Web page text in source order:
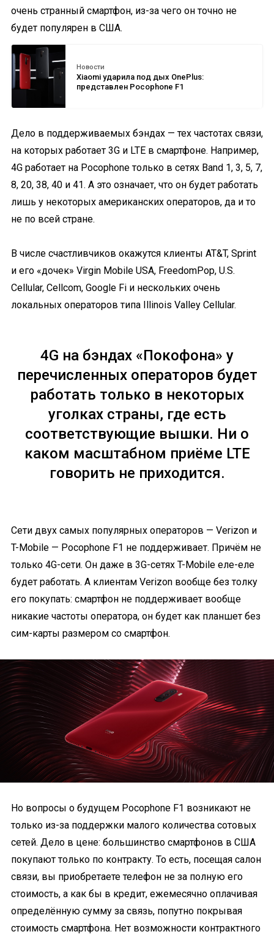
очень странный смартфон, из-за чего он точно не
будет популярен в США.
Новости
Xiaomi ударила под дых OnePlus:
представлен Pocophone F1
Дело в поддерживаемых бэндах — тех частотах связи,
на которых работает 3G и LTE в смартфоне. Например,
4G работает на Pocophone только в сетях Band 1, 3, 5, 7,
8, 20, 38, 40 и 41. А это означает, что он будет работать
лишь у некоторых американских операторов, да и то
не по всей стране.
В числе счастливчиков окажутся клиенты AT&T, Sprint
и его «дочек» Virgin Mobile USA, FreedomPop, U.S.
Cellular, Cellcom, Google Fi и нескольких очень
локальных операторов типа Illinois Valley Cellular.
4G на бэндах «Покофона» у
перечисленных операторов будет
работать только в некоторых
уголках страны, где есть
соответствующие вышки. Ни о
каком масштабном приёме LTE
говорить не приходится.
Сети двух самых популярных операторов — Verizon и
T-Mobile — Pocophone F1 не поддерживает. Причём не
только 4G-сети. Он даже в 3G-сетях T-Mobile еле-еле
будет работать. А клиентам Verizon вообще без толку
его покупать: смартфон не поддерживает вообще
никакие частоты оператора, он будет как планшет без
сим-карты размером со смартфон.
Но вопросы о будущем Pocophone F1 возникают не
только из-за поддержки малого количества сотовых
сетей. Дело в цене: большинство смартфонов в США
покупают только по контракту. То есть, посещая салон
связи, вы приобретаете телефон не за полную его
стоимость, а как бы в кредит, ежемесячно оплачивая
определённую сумму за связь, попутно покрывая
стоимость смартфона. Нет возможности контрактного